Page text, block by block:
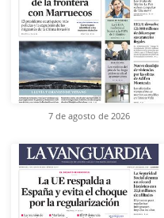
7 de agosto de 2026